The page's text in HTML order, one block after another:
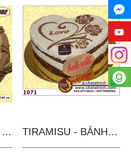
BÁNH SINH NHẬT IN... TIRAMISU - BÁNH TẶNG...